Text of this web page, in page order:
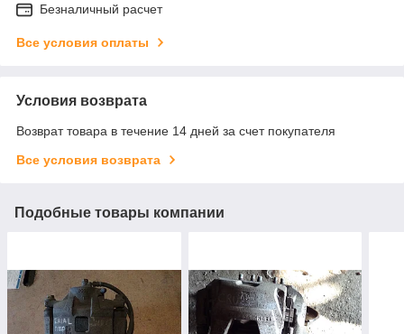
Безналичный расчет
Все условия оплаты
Условия возврата
Возврат товара в течение 14 дней за счет покупателя
Все условия возврата
Подобные товары компании